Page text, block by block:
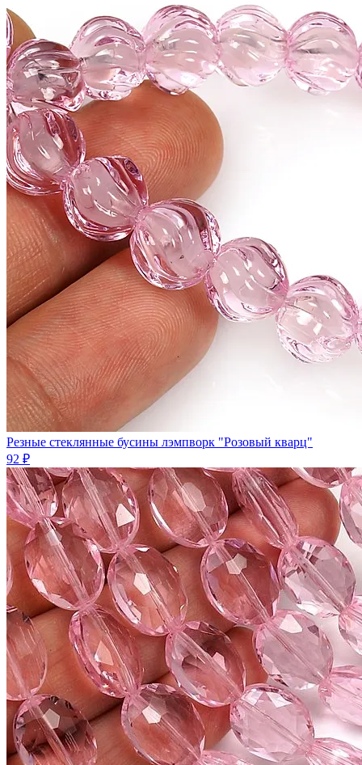
Резные стеклянные бусины лэмпворк "Розовый кварц"
92 ₽